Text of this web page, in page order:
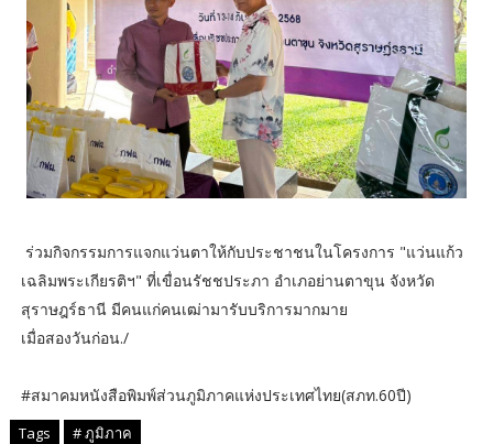
ร่วมกิจกรรมการแจกแว่นตาให้กับประชาชน​ในโครงการ​ "แว่นแก้ว
เฉลิมพระเกียรติฯ" ที่เขื่อนรัชชประภา อำเภอย่านตาขุน จังหวัด
สุราษฎร์ธานี มีคนแก่คนเฒ่ามารับบริการมากมาย
เมื่อสองวันก่อน./
#สมาคมหนังสือพิมพ์ส่วนภูมิภาคแห่งประเทศไทย​(สภท.60ปี)​
Tags # ภูมิภาค